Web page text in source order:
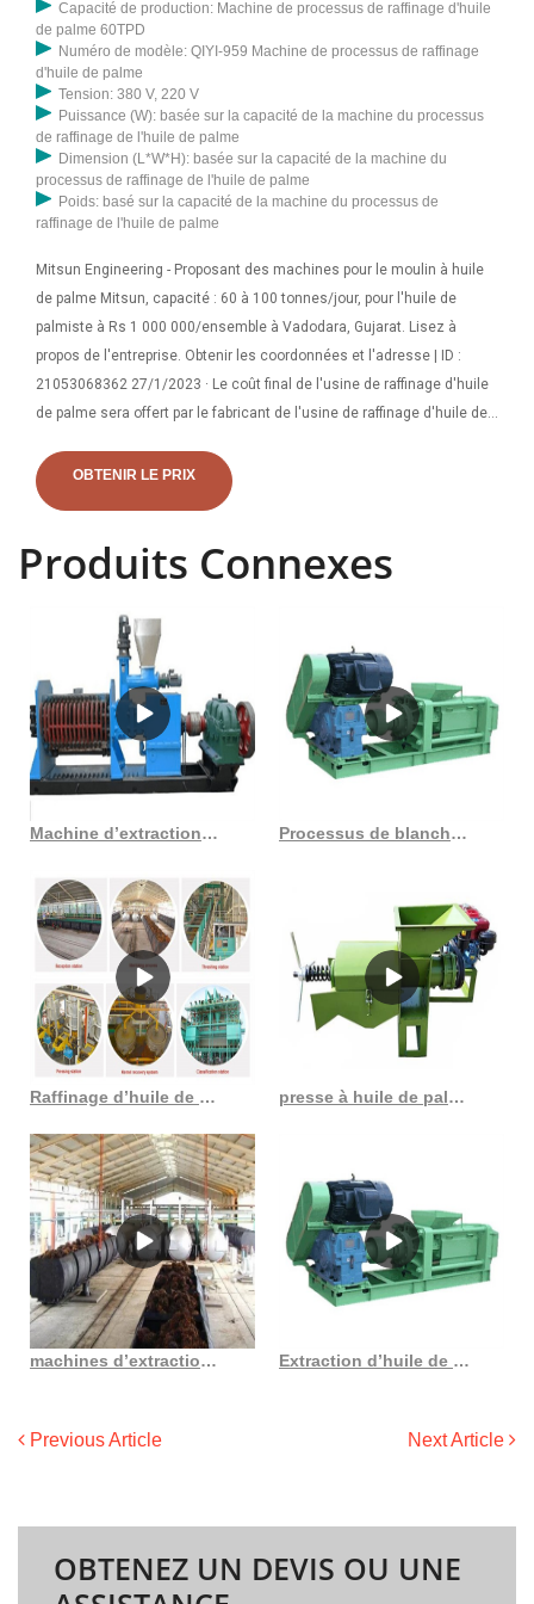
Capacité de production: Machine de processus de raffinage d'huile
de palme 60TPD
Numéro de modèle: QIYI-959 Machine de processus de raffinage
d'huile de palme
Tension: 380 V, 220 V
Puissance (W): basée sur la capacité de la machine du processus
de raffinage de l'huile de palme
Dimension (L*W*H): basée sur la capacité de la machine du
processus de raffinage de l'huile de palme
Poids: basé sur la capacité de la machine du processus de
raffinage de l'huile de palme
Mitsun Engineering - Proposant des machines pour le moulin à huile
de palme Mitsun, capacité : 60 à 100 tonnes/jour, pour l'huile de
palmiste à Rs 1 000 000/ensemble à Vadodara, Gujarat. Lisez à
propos de l'entreprise. Obtenir les coordonnées et l'adresse | ID :
21053068362 27/1/2023 · Le coût final de l'usine de raffinage d'huile
de palme sera offert par le fabricant de l'usine de raffinage d'huile de
détaillé de l'usine de raffinage d'huile de palme. Vous êtes invités à
nous contacter et à nous faire part de vos besoins. La presse à huile
peut traiter une variété de graines et de noix oléagineuses pour
d'arachide/ arachide, palmiste, graines de chanvre, colza,
camélia/te. Fabricants de machines de traitement de l'huile de
palmiste en Chine - Sélectionnez 2023 des produits de machines de
traitement de l'huile de palmiste de haute qualité au meilleur prix
auprès de fournisseurs chinois certifiés de machines, de fournitures
de machines, de grossistes et d'usines sur un projet 10 ~ 20 TPD : le
coût de démarrage d'un 10-20 tonnes par jour, l'usine d'extraction
la décennie précédente, le gouvernement a activement encouragé la
des musaraignes. et la récupération des palmistes. Notre processus
de moulin à huile de palme est peu coûteux et économe en énergie.
L'huile de palme est extraite de
OBTENIR LE PRIX
Produits Connexes
Machine d’extraction d’huile de palme zx85/noix de coco pressée à froid Processus de blanchiment de l’huile de palme dans une raffinerie de pétrole au Costa Rica
Raffinage d’huile de palmiste à petite échelle au Congo Démocratie presse à huile de palme à vis de vente chaude en Côte d’Ivoire
machines d’extraction d’huile de palmiste production automatique d’huile de palme Extraction d’huile de palmiste à base de microémulsion par mélange
Previous Article Next Article
OBTENEZ UN DEVIS OU UNE